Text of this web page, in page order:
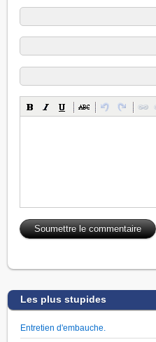
Les plus stupides
Entretien d'embauche.